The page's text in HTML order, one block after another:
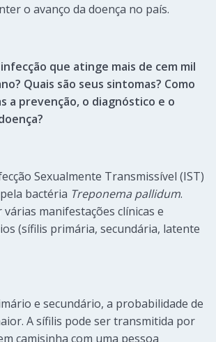
o avanço da doença no país.
que atinge mais de cem mil
Quais são seus sintomas? Como
a prevenção, o diagnóstico e o
Sexualmente Transmissível (IST)
bactéria Treponema pallidum.
manifestações clínicas e
(sífilis primária, secundária, latente
e secundário, a probabilidade de
A sífilis pode ser transmitida por
camisinha com uma pessoa